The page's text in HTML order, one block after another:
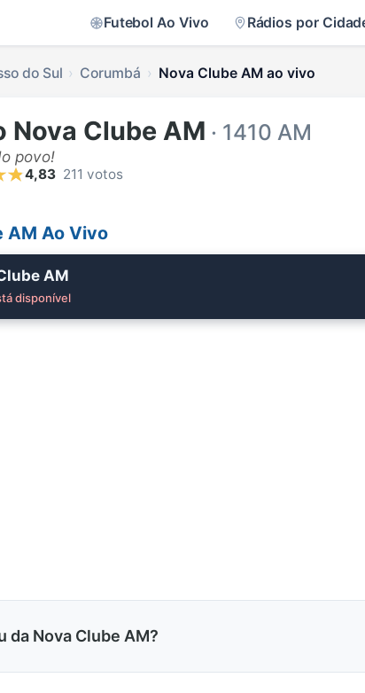
Futebol Ao Vivo Rádios por
do Sul Corumbá Nova Clube AM ao vivo
Nova Clube AM · 1410 AM
povo!
4,83 211 votos
AM Ao Vivo
AM
disponível
da Nova Clube AM?